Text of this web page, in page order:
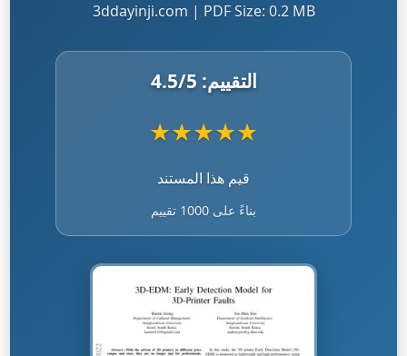
3ddayinji.com | PDF Size: 0.2 MB
التقييم: 4.5/5
★
★
★
★
★
قيم هذا المستند
بناءً على 1000 تقييم